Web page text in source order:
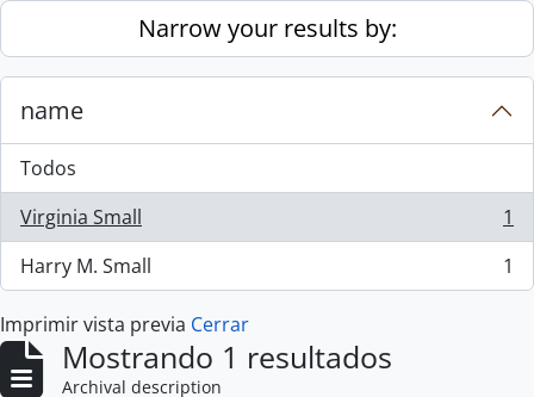
Skip to main contentNarrow your results by:
name
Todos
Virginia Small
, 1 resultados
1
Harry M. Small
, 1 resultados 1
Imprimir vista previa Cerrar
Mostrando 1 resultados
Archival description